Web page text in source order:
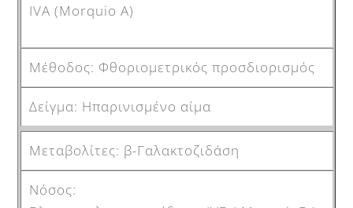
ΙVA (Morquio A)
Φθοριομετρικός προσδιορισμός
Ηπαρινισμένο αίμα
β-Γαλακτοζιδάση